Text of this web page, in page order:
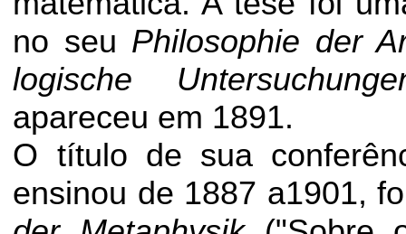
no seu Philosophie der
logische
apareceu em 1891.
O título de sua
ensinou de 1887 a1901,